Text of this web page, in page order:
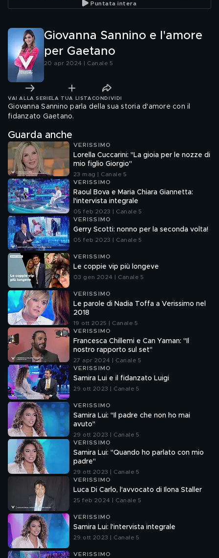
Puntata intera
Giovanna Sannino e l'amore
per Gaetano
20 apr 2024 | Canale 5
VAI ALLA SERIE LA TUA LISTA CONDIVIDI
Giovanna Sannino parla della sua storia d'amore con il
fidanzato Gaetano.
Guarda anche
VERISSIMO
Lorella Cuccarini: "La gioia per le nozze di
mio figlio Giorgio"
23 mag | Canale 5
VERISSIMO
Raoul Bova e Maria Chiara Giannetta:
l'intervista integrale
05 feb 2023 | Canale 5
VERISSIMO
Gerry Scotti: nonno per la seconda volta!
05 feb 2023 | Canale 5
VERISSIMO
Le coppie vip più longeve
03 gen 2024 | Canale 5
VERISSIMO
Le parole di Nadia Toffa a Verissimo nel
2018
19 ott 2025 | Canale 5
VERISSIMO
Francesca Chillemi e Can Yaman: "Il
nostro rapporto sul set"
27 apr 2024 | Canale 5
VERISSIMO
Samira Lui e il fidanzato Luigi
29 ott 2023 | Canale 5
VERISSIMO
Samira Lui: "Il padre che non ho mai
avuto"
29 ott 2023 | Canale 5
VERISSIMO
Samira Lui: "Quando ho parlato con mio
padre"
29 ott 2023 | Canale 5
VERISSIMO
Luca Di Carlo, l'avvocato di Ilona Staller
25 feb 2024 | Canale 5
VERISSIMO
Samira Lui: l'intervista integrale
29 ott 2023 | Canale 5
VERISSIMO